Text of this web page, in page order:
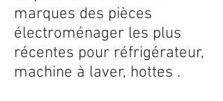
marques des pièces
électroménager les plus
récentes pour réfrigérateur,
machine à laver, hottes .